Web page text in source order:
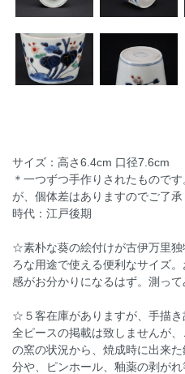
サイズ：高さ6.4cm 口径7.6cm
＊一つずつ手作りされたもので
が、個体差はありますのでご了承
時代：江戸後期
☆素朴な葵の絵付けが古伊万里
ろな用途で使える便利なサイズ
感がお分かりになるはず。測って
☆５客在庫がありますが、手描き
全ピースの掲載は致しませんが
の窯の状況から、焼成時に出来
分や、ピンホール、釉薬の剥が